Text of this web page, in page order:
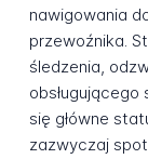
nawigowania
przewoźnika.
śledzenia,
obsługującego
się główne
zazwyczaj